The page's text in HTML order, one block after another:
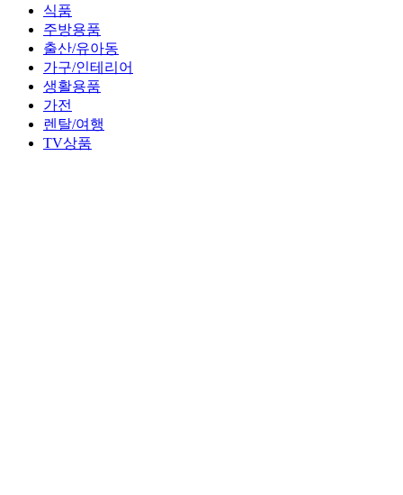
식품
주방용품
출산/유아동
가구/인테리어
생활용품
가전
렌탈/여행
TV상품